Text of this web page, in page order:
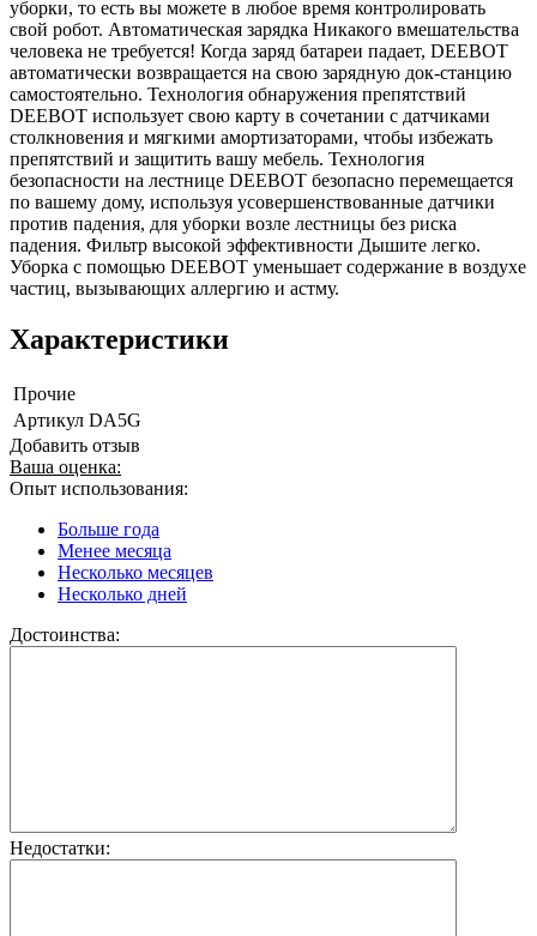
уборки, то есть вы можете в любое время контролировать
свой робот. Автоматическая зарядка Никакого вмешательства
человека не требуется! Когда заряд батареи падает, DEEBOT
автоматически возвращается на свою зарядную док-станцию
самостоятельно. Технология обнаружения препятствий
DEEBOT использует свою карту в сочетании с датчиками
столкновения и мягкими амортизаторами, чтобы избежать
препятствий и защитить вашу мебель. Технология
безопасности на лестнице DEEBOT безопасно перемещается
по вашему дому, используя усовершенствованные датчики
против падения, для уборки возле лестницы без риска
падения. Фильтр высокой эффективности Дышите легко.
Уборка с помощью DEEBOT уменьшает содержание в воздухе
частиц, вызывающих аллергию и астму.
Характеристики
Прочие
Артикул DA5G
Добавить отзыв
Ваша оценка:
Опыт использования:
Больше года
Менее месяца
Несколько месяцев
Несколько дней
Достоинства:
Недостатки: